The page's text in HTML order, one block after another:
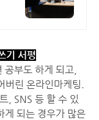
기 서평
부도 하게 되고,
버린 온라인마케팅.
, SNS 등 할 수 있
게 되는 경우가 많은